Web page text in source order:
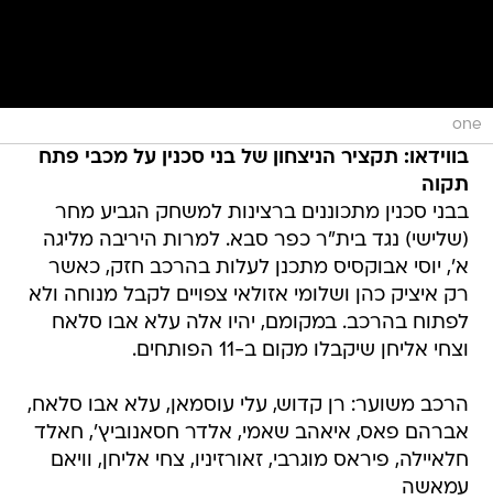
one
בווידאו: תקציר הניצחון של בני סכנין על מכבי פתח
תקוה
בבני סכנין מתכוננים ברצינות למשחק הגביע מחר
(שלישי) נגד בית"ר כפר סבא. למרות היריבה מליגה
א', יוסי אבוקסיס מתכנן לעלות בהרכב חזק, כאשר
רק איציק כהן ושלומי אזולאי צפויים לקבל מנוחה ולא
לפתוח בהרכב. במקומם, יהיו אלה עלא אבו סלאח
וצחי אליחן שיקבלו מקום ב-11 הפותחים.
הרכב משוער: רן קדוש, עלי עוסמאן, עלא אבו סלאח,
אברהם פאס, איאהב שאמי, אלדר חסאנוביץ', חאלד
חלאיילה, פיראס מוגרבי, זאורזיניו, צחי אליחן, וויאם
עמאשה